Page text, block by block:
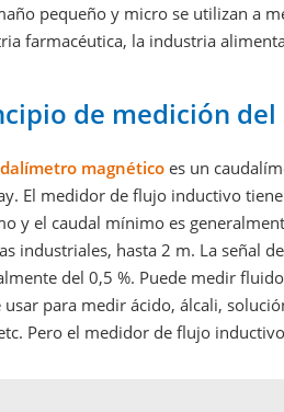
pequeño y micro se utilizan a
farmacéutica, la industria
de medición
magnético es un
El medidor de flujo inductivo
y el caudal mínimo es
industriales, hasta 2 m. La señal
del 0,5 %. Puede medir
usar para medir ácido, álcali,
Pero el medidor de flujo